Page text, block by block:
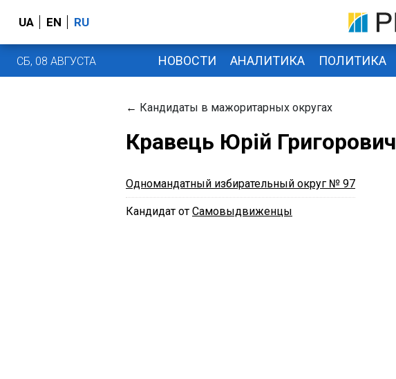
UA EN RU
СБ, 08 АВГУСТА НОВОСТИ АНАЛИТИКА ПОЛИТИКА
← Кандидаты в мажоритарных округах
Кравець Юрій Григорович
Одномандатный избирательный округ № 97
Кандидат от Самовыдвиженцы